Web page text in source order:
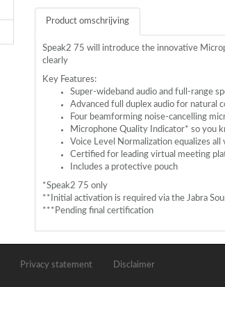
Product omschrijving
Speak2 75 will introduce the innovative
clearly
Key Features:
Super-wideband audio and full-range
Advanced full duplex audio for natural
Four beamforming noise-cancelling
Microphone Quality Indicator* so you
Voice Level Normalization equalizes all
Certified for leading virtual meeting
Includes a protective pouch
*Speak2 75 only
**Initial activation is required via the Jabra
***Pending final certification
Privacy statement Disclaimer